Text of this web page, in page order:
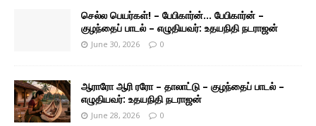
செல்ல பெயர்கள்! – பேபிகார்ன்… பேபிகார்ன் –
குழந்தைப் பாடல் – எழுதியவர்: உதயநிதி நடராஜன்
June 30, 2026 0
ஆராரோ ஆரி ரரோ – தாலாட்டு – குழந்தைப் பாடல் –
எழுதியவர்: உதயநிதி நடராஜன்
June 28, 2026 0